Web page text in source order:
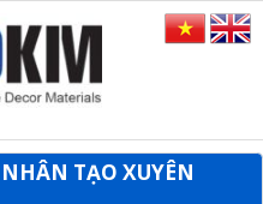
TẠO XUYÊN